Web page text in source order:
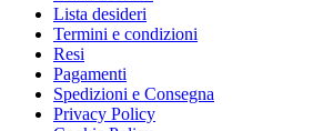
Lista desideri
Termini e condizioni
Resi
Pagamenti
Spedizioni e Consegna
Privacy Policy